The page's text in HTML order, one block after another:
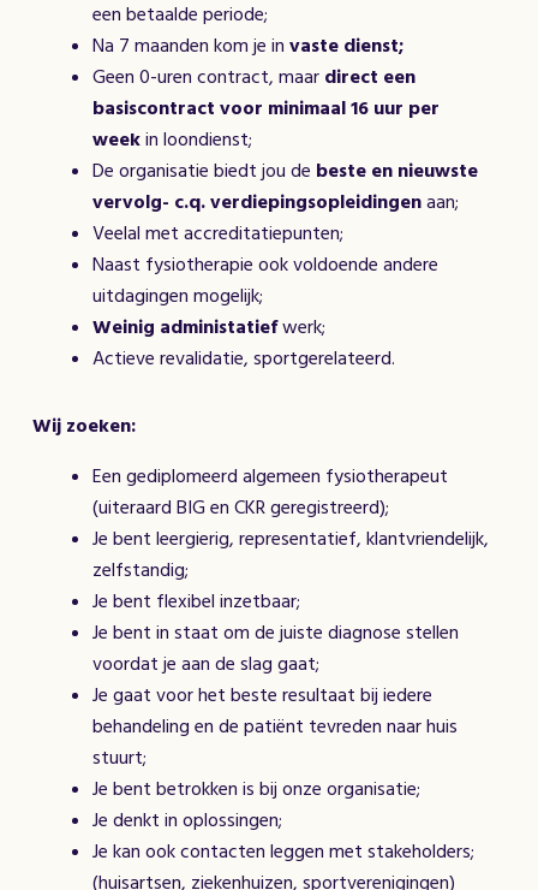
een betaalde periode;
Na 7 maanden kom je in vaste dienst;
Geen 0-uren contract, maar direct een
basiscontract voor minimaal 16 uur per
weekin loondienst;
De organisatie biedt jou de beste en nieuwste
vervolg- c.q. verdiepingsopleidingenaan;
Veelal met accreditatiepunten;
Naast fysiotherapie ook voldoende andere
uitdagingen mogelijk;
Weinig administatiefwerk;
Actieve revalidatie, sportgerelateerd.
Wij zoeken:
Een gediplomeerd algemeen fysiotherapeut
(uiteraard BIG en CKR geregistreerd);
Je bent leergierig, representatief, klantvriendelijk,
zelfstandig;
Je bent flexibel inzetbaar;
Je bent in staat om de juiste diagnose stellen
voordat je aan de slag gaat;
Je gaat voor het beste resultaat bij iedere
behandeling en de patiënt tevreden naar huis
stuurt;
Je bent betrokken is bij onze organisatie;
Je denkt in oplossingen;
Je kan ook contacten leggen met stakeholders;
(huisartsen, ziekenhuizen, sportverenigingen)